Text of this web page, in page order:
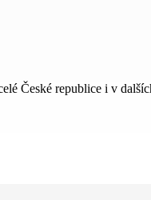
České republice i v